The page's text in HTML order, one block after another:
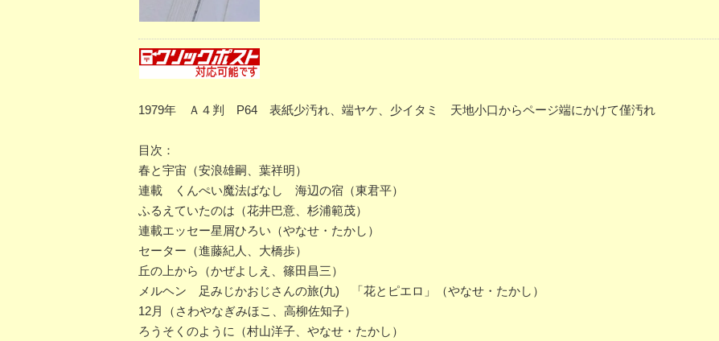
1979年 Ａ４判 P64 表紙少汚れ、端ヤケ、少イタミ 天地小口からページ端にかけて僅汚れ
目次：
春と宇宙（安浪雄嗣、葉祥明）
連載 くんぺい魔法ばなし 海辺の宿（東君平）
ふるえていたのは（花井巴意、杉浦範茂）
連載エッセー星屑ひろい（やなせ・たかし）
セーター（進藤紀人、大橋歩）
丘の上から（かぜよしえ、篠田昌三）
メルヘン 足みじかおじさんの旅(九) 「花とピエロ」（やなせ・たかし）
12月（さわやなぎみほこ、高柳佐知子）
ろうそくのように（村山洋子、やなせ・たかし）